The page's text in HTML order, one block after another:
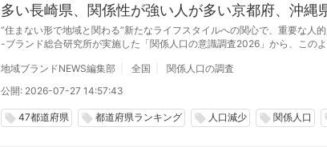
多い長崎県、関係性が強い人が多い京都府、沖縄
“住まない形で地域と関わる”新たなライフスタイルへの関心で、重要な人
-ブランド総合研究所が実施した「関係人口の意識調査2026」から、この
地域ブランドNEWS編集部 全国
関係人口の調査
公開: 2026-07-27 14:57:43
local_offer 47都道府県 local_offer 都道府県ランキング local_offer 人口減少 local_offer 関係人口